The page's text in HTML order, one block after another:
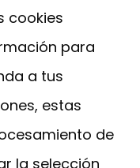
cookies
para
a tus
estas
de
la selección